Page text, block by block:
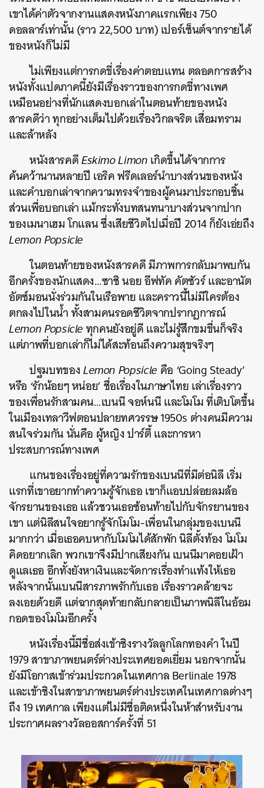
เขาได้ค่าตัวจากงานแสดงหนังภาคแรกเพียง 750
ดอลลาร์เท่านั้น (ราว 22,500 บาท) เปอร์เซ็นต์จากรายได้
ของหนังก็ไม่มี
ไม่เพียงแต่การกดขี่เรื่องค่าตอบแทน ตลอดการสร้าง
หนังทั้งแปดภาคนี้ยังมีเรื่องราวของการกดขี่ทางเพศ
เหมือนอย่างที่นักแสดงบอกเล่าในตอนท้ายของหนัง
สารคดีว่า ทุกอย่างเต็มไปด้วยเรื่องวิกลจริต เสื่อมทราม
และล้าหลัง
หนังสารคดีEskimo Limonเกิดขึ้นได้จากการ
ค้นคว้านานหลายปี เอริค ฟรีดเลอร์นำบางส่วนของหนัง
และคำบอกเล่าจากความทรงจำของผู้คนมาประกอบชิ้น
ส่วนเพื่อบอกเล่า แม้กระทั่งบทสนทนาบางส่วนจากปาก
ของเมนาเฮม โกแลน ซึ่งเสียชีวิตไปเมื่อปี 2014 ก็ยังเอ่ยถึง
Lemon Popsicle
ในตอนท้ายของหนังสารคดี มีภาพการกลับมาพบกัน
อีกครั้งของนักแสดง…ซาชิ นอย อีฟทัค คัตซัวร์ และอานัต
อัตซ์มอนนั่งร่วมกันในเรือพาย และคราวนี้ไม่มีใครต้อง
ตกลงไปในน้ำ ทั้งสามคนรอดชีวิตจากปรากฏการณ์
Lemon Popsicleทุกคนยังอยู่ดี และไม่รู้สึกขมขื่นก็จริง
แต่ภาพที่บอกเล่าก็ไม่ได้สะท้อนถึงความสุขจริงๆ
ปฐมบทของLemon Popsicle คือ ‘Going Steady’
หรือ ‘รักน้อยๆ หน่อย’ ชื่อเรื่องในภาษาไทย เล่าเรื่องราว
ของเพื่อนรักสามคน…เบนนี จอห์นนี และโมโม ที่เติบโตขึ้น
ในเมืองเทลาวีฟตอนปลายทศวรรษ 1950s ต่างคนมีความ
สนใจร่วมกัน นั่นคือ ผู้หญิง ปาร์ตี้ และการหา
ประสบการณ์ทางเพศ
แกนของเรื่องอยู่ที่ความรักของเบนนีที่มีต่อนิลี เริ่ม
แรกที่เขาอยากทำความรู้จักเธอ เขาก็แอบปล่อยลมล้อ
จักรยานของเธอ แล้วชวนเธอซ้อนท้ายไปกับจักรยานของ
เขา แต่นิลีสนใจอยากรู้จักโมโม-เพื่อนในกลุ่มของเบนนี
มากกว่า เมื่อเธอคบหากับโมโมได้สักพัก นิลีตั้งท้อง โมโม
คิดอยากเลิก พวกเขาจึงมีปากเสียงกัน เบนนีมาคอยเฝ้า
ดูแลเธอ อีกทั้งยังหาเงินและจัดการเรื่องทำแท้งให้เธอ
หลังจากนั้นเบนนีสารภาพรักกับเธอ เรื่องราวคล้ายจะ
ลงเอยด้วยดี แต่ฉากสุดท้ายกลับกลายเป็นภาพนิลีในอ้อม
กอดของโมโมอีกครั้ง
หนังเรื่องนี้มีชื่อส่งเข้าชิงรางวัลลูกโลกทองคำ ในปี
1979 สาขาภาพยนตร์ต่างประเทศยอดเยี่ยม นอกจากนั้น
ยังมีโอกาสเข้าร่วมประกวดในเทศกาล Berlinale 1978
และเข้าชิงในสาขาภาพยนตร์ต่างประเทศในเทศกาลต่างๆ
ถึง 19 เทศกาล เพียงแต่ไม่มีชื่อติดหนึ่งในห้าสำหรับงาน
ประกาศผลรางวัลออสการ์ครั้งที่ 51
ค้นหา
SHARE TWEET LINE EMAIL